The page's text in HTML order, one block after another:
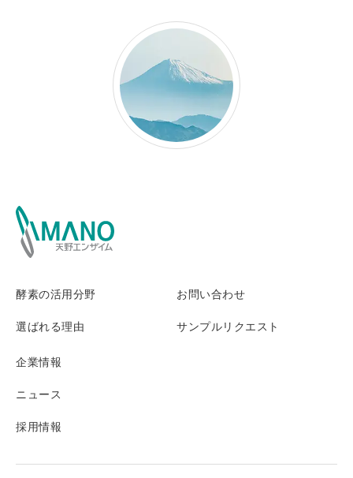
酵素の活用分野
選ばれる理由
企業情報
ニュース
採用情報
お問い合わせ
サンプルリクエスト